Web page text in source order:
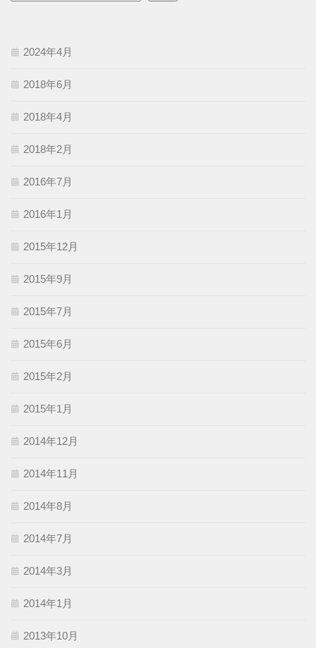
2024年4月
2018年6月
2018年4月
2018年2月
2016年7月
2016年1月
2015年12月
2015年9月
2015年7月
2015年6月
2015年2月
2015年1月
2014年12月
2014年11月
2014年8月
2014年7月
2014年3月
2014年1月
2013年10月